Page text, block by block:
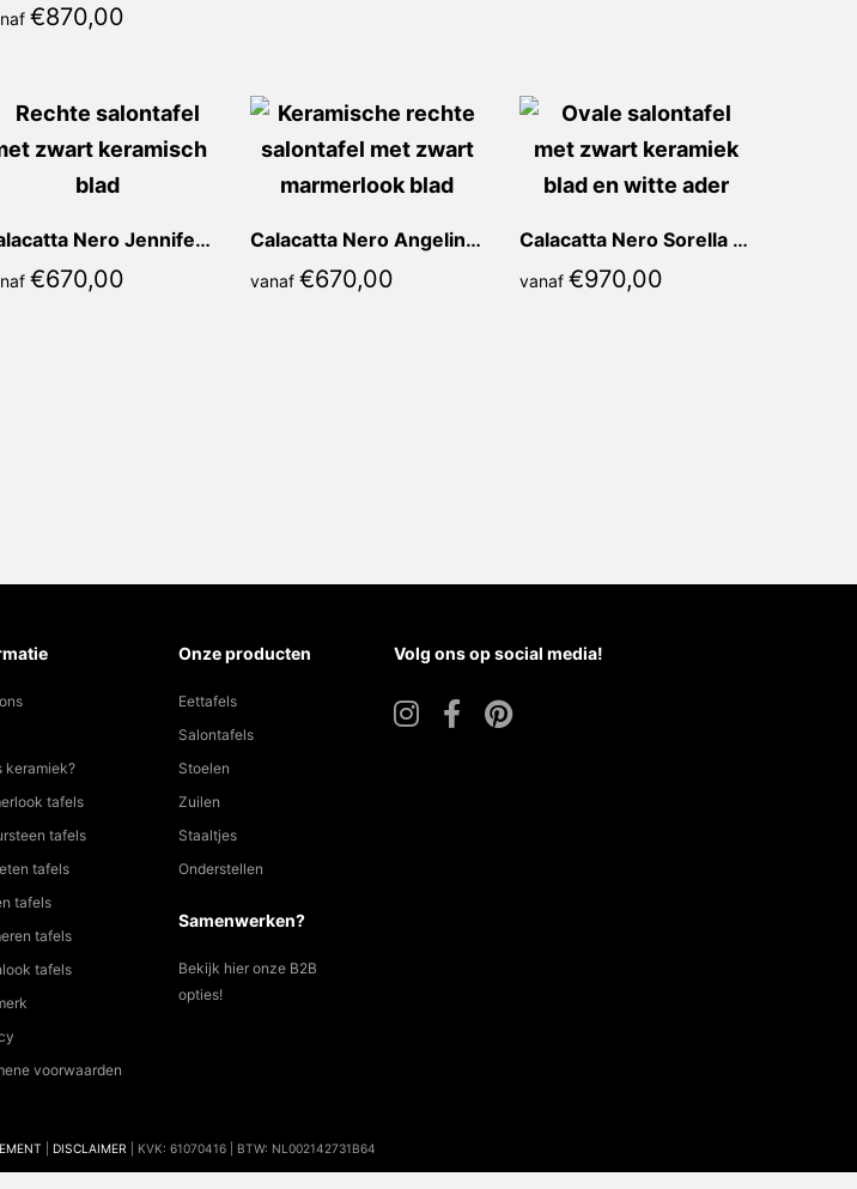
€870,00
Calacatta Nero Jennifer Recht
€670,00
Calacatta Nero Angelina Recht
vanaf €670,00
Calacatta Nero Sorella Ovaal
vanaf €970,00
keramiek?
tafels
tafels
tafels
tafels
tafels
tafels
voorwaarden
Onze producten
Eettafels
Salontafels
Stoelen
Zuilen
Staaltjes
Onderstellen
Samenwerken?
Bekijk hier onze B2B
opties!
Volg ons op social media!
DISCLAIMER | KVK: 61070416 | BTW: NL002142731B64